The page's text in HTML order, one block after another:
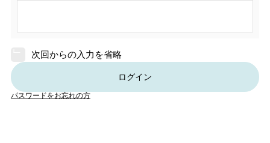
次回からの入力を省略
ログイン
パスワードをお忘れの方